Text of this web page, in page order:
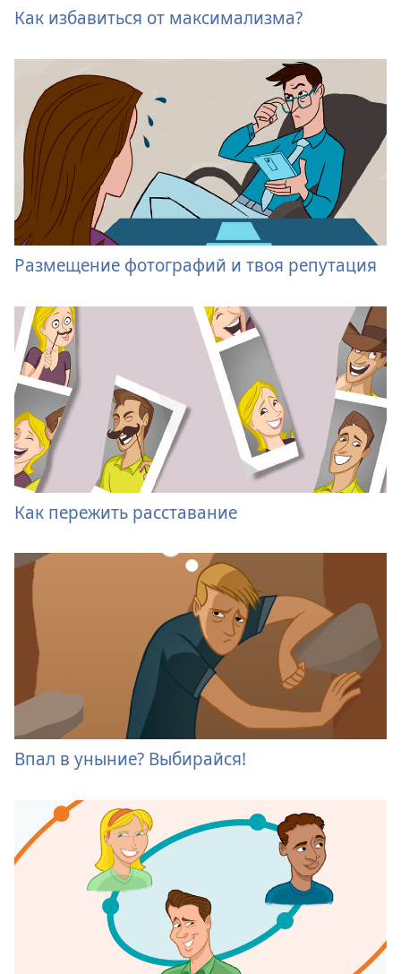
Как избавиться от максимализма?
Размещение фотографий и твоя репутация
Как пережить расставание
Впал в уныние? Выбирайся!